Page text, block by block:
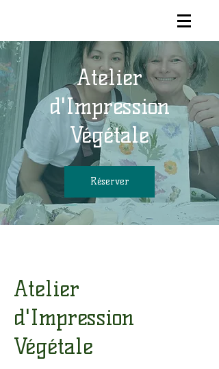
Atelier
d'Impression
Végétale
Réserver
Atelier
d'Impression
Végétale